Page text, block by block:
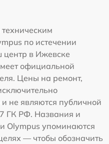
по истечении
центр в Ижевске
официальной
Цены на ремонт,
не являются публичной
ГК РФ. Названия и
Olympus упоминаются
— чтобы обозначить